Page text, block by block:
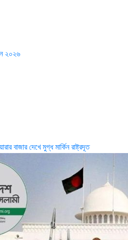
২০২৬
বাজার দেখে মুগ্ধ মার্কিন রাষ্ট্রদূত